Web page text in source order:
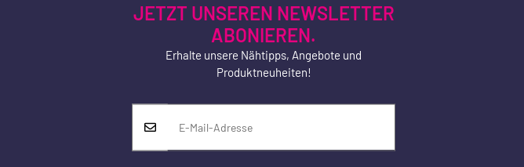
JETZT UNSEREN NEWSLETTER
ABONIEREN.
Erhalte unsere Nähtipps, Angebote und
Produktneuheiten!